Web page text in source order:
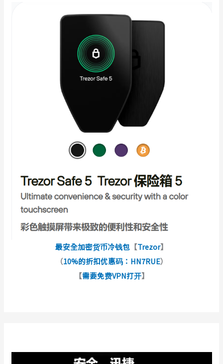
最安全加密货币冷钱包 【Trezor】
（10%的折扣优惠码：HN7RUE）
【需要免费VPN打开】